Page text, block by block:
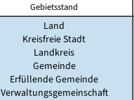
Gebietsstand
Land
Kreisfreie Stadt
Landkreis
Gemeinde
Erfüllende Gemeinde
Verwaltungsgemeinschaft